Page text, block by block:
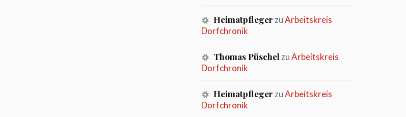
Heimatpfleger zuArbeitskreis
Dorfchronik
Thomas Püschel zuArbeitskreis
Dorfchronik
Heimatpfleger zuArbeitskreis
Dorfchronik